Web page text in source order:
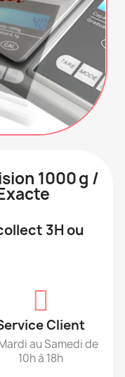
1000 g /
3H ou
Client
au Samedi de
10h à 18h